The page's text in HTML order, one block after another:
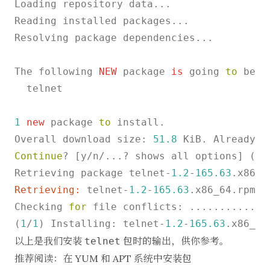
Loading repository data...
Reading installed packages...
Resolving package dependencies...
The following NEW package is going to be
  telnet
1 new package to install.
Overall download size: 51.8 KiB. Already
Continue? [y/n/...? shows all options]
Retrieving package telnet- 1.2- 165.63
Retrieving:
telnet- 1.2- 165.63
Checking for file conflicts:
( 1/1 ) Installing: telnet- 1.2- 165.63
以上是我们安装 telnet 包时的输出，供你参考。
推荐阅读： 在 YUM 和 APT 系统中安装包